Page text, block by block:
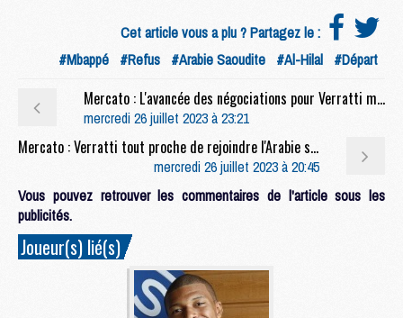
Cet article vous a plu ? Partagez le :
#Mbappé #Refus #Arabie Saoudite #Al-Hilal #Départ
Mercato : L'avancée des négociations pour Verratti modérée
mercredi 26 juillet 2023 à 23:21
Mercato : Verratti tout proche de rejoindre l'Arabie saoudite
mercredi 26 juillet 2023 à 20:45
Vous pouvez retrouver les commentaires de l'article sous les
publicités.
Joueur(s) lié(s)